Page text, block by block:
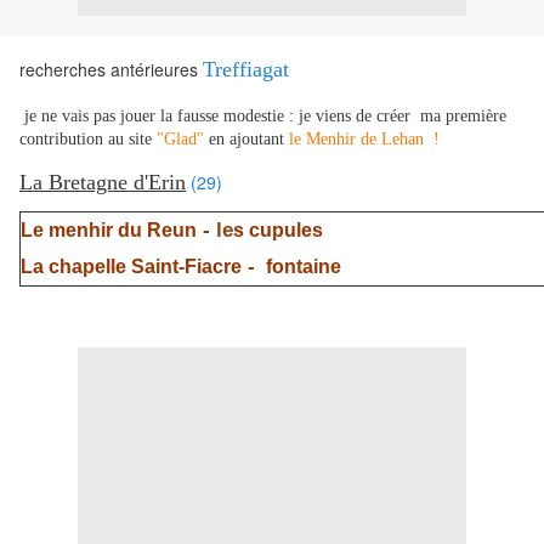
recherches antérieures Treffiagat
je ne vais pas jouer la fausse modestie : je viens de créer ma première
contribution au site "Glad" en ajoutant le Menhir de Lehan !
La Bretagne d'Erin (29)
Le menhir du Reun - les cupules
La chapelle Saint-Fiacre - fontaine